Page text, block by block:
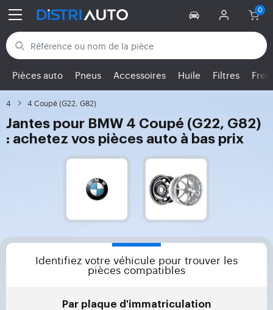
Retour aux catégories
Pièces auto Pneus Accessoires Huile Filtres
4 4 Coupé (G22, G82)
Jantes pour BMW 4 Coupé (G22, G82)
: achetez vos pièces auto à bas prix
Identifiez votre véhicule pour trouver les
pièces compatibles
Par plaque d'immatriculation